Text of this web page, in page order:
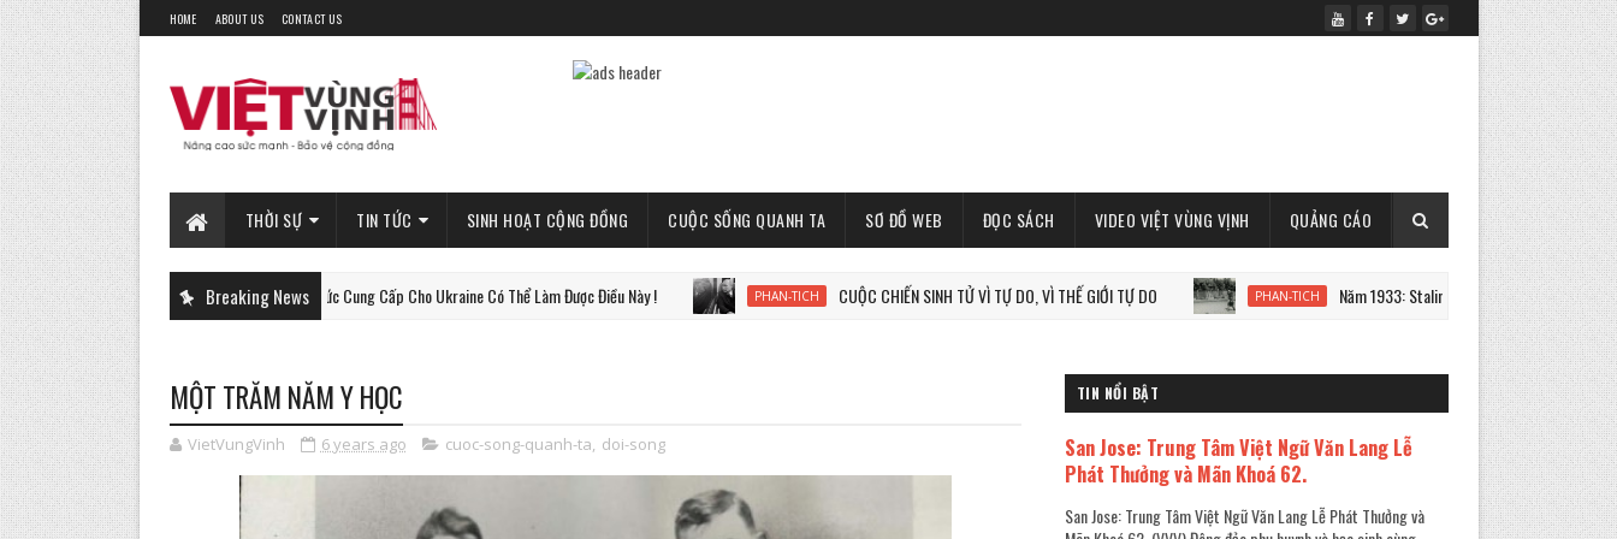
HOME ABOUT US CONTACT US
THỜI SỰ TIN TỨC SINH HOẠT CỘNG ĐỒNG CUỘC SỐNG QUANH TA SƠ ĐỒ WEB ĐỌC SÁCH VIDEO VIỆT VÙNG VỊNH QUẢNG CÁO
Breaking News
PHAN-TICH Xe Tăng Gepard Mà Đức Cung Cấp Cho Ukraine Có Thể Làm Được Điều Này ! PHAN-TICH CUỘC CHIẾN SINH TỬ VÌ TỰ DO, VÌ THẾ GIỚI TỰ DO PHAN-TICH Năm 1933: Staline tàn sát 7 triệu người Ukraine
MỘT TRĂM NĂM Y HỌC
VietVungVinh 6 years ago cuoc-song-quanh-ta, doi-song
TIN NỔI BẬT
San Jose: Trung Tâm Việt Ngữ Văn Lang Lễ
Phát Thưởng và Mãn Khoá 62.
San Jose: Trung Tâm Việt Ngữ Văn Lang Lễ Phát Thưởng và